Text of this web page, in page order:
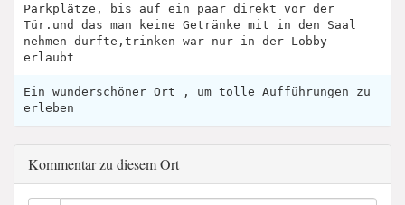
Parkplätze, bis auf ein paar direkt vor der
Tür.und das man keine Getränke mit in den Saal
nehmen durfte,trinken war nur in der Lobby
erlaubt
Ein wunderschöner Ort , um tolle Aufführungen zu
erleben
Kommentar zu diesem Ort